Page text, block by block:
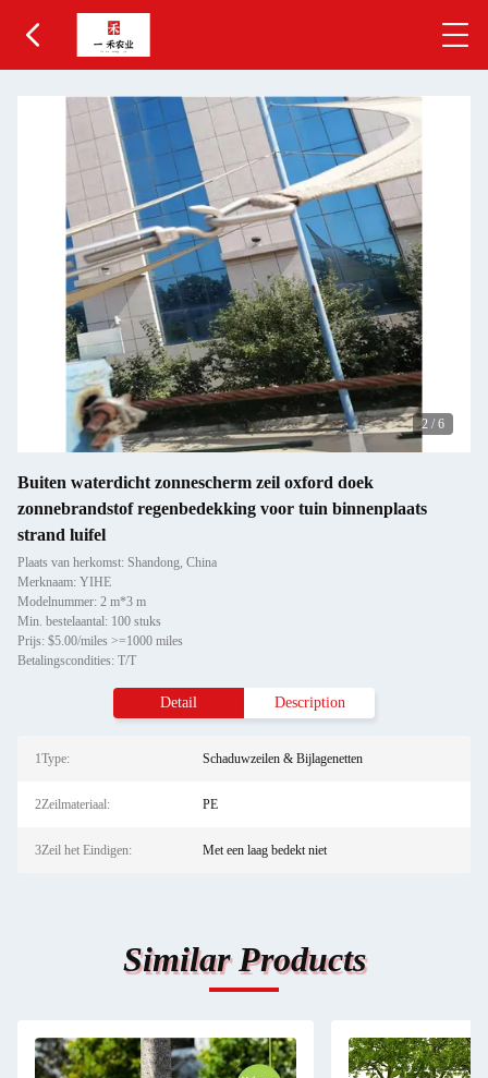
2 / 6
Buiten waterdicht zonnescherm zeil oxford doek
zonnebrandstof regenbedekking voor tuin binnenplaats
strand luifel
Plaats van herkomst: Shandong, China
Merknaam: YIHE
Modelnummer: 2 m*3 m
Min. bestelaantal: 100 stuks
Prijs: $5.00/miles >=1000 miles
Betalingscondities: T/T
Detail Description
1Type: Schaduwzeilen & Bijlagenetten
2Zeilmateriaal: PE
3Zeil het Eindigen: Met een laag bedekt niet
Similar Products